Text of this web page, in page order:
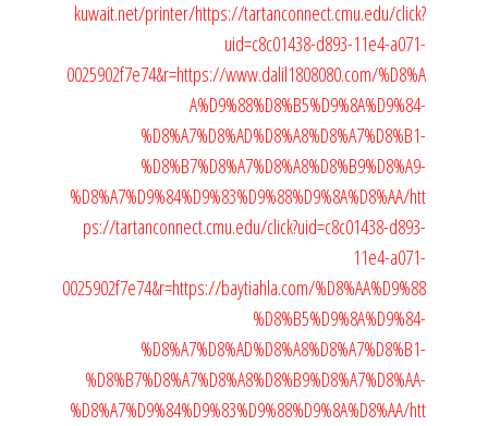
kuwait.net/printer/https://tartanconnect.cmu.edu/click?
uid=c8c01438-d893-11e4-a071-
0025902f7e74&r=https://www.dalil1808080.com/%D8%A
A%D9%88%D8%B5%D9%8A%D9%84-
%D8%A7%D8%AD%D8%A8%D8%A7%D8%B1-
%D8%B7%D8%A7%D8%A8%D8%B9%D8%A9-
%D8%A7%D9%84%D9%83%D9%88%D9%8A%D8%AA/htt
ps://tartanconnect.cmu.edu/click?uid=c8c01438-d893-
11e4-a071-
0025902f7e74&r=https://baytiahla.com/%D8%AA%D9%88
%D8%B5%D9%8A%D9%84-
%D8%A7%D8%AD%D8%A8%D8%A7%D8%B1-
%D8%B7%D8%A7%D8%A8%D8%B9%D8%A7%D8%AA-
%D8%A7%D9%84%D9%83%D9%88%D9%8A%D8%AA/htt